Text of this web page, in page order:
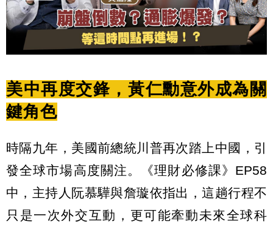
美中再度交鋒，黃仁勳意外成為關
鍵角色
時隔九年，美國前總統川普再次踏上中國，引
發全球市場高度關注。《理財必修課》EP58
中，主持人阮慕驊與詹璇依指出，這趟行程不
只是一次外交互動，更可能牽動未來全球科